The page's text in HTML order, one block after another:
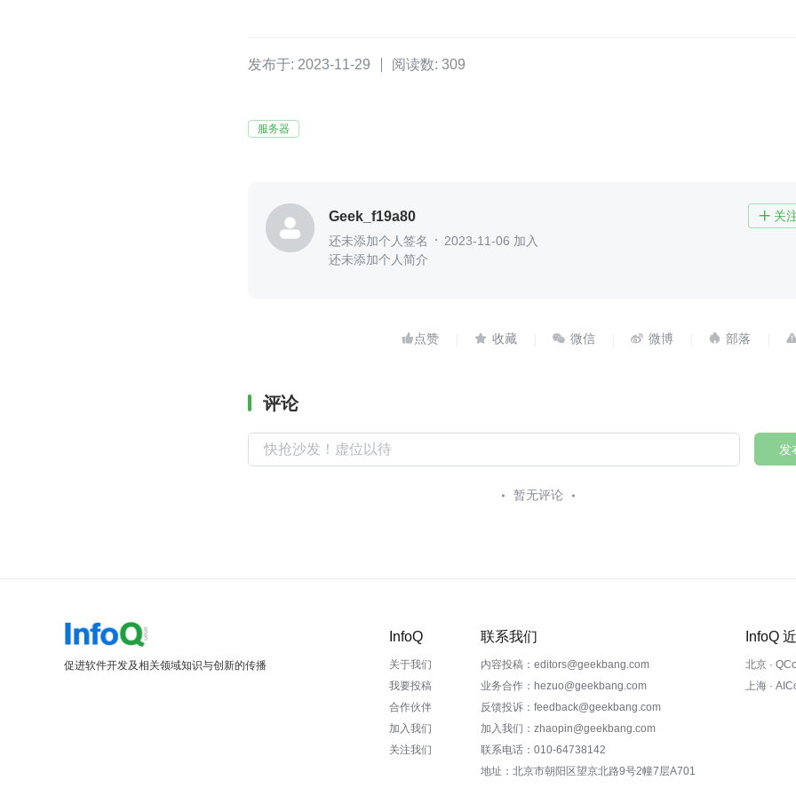
发布于: 2023-11-29 阅读数: 309
服务器
Geek_f19a80  关
还未添加个人签名
2023-11-06 加入
还未添加个人简介
    
评论
发
暂无评论
促进软件开发及相关领域知识与创新的传播
InfoQ
关于我们
我要投稿
合作伙伴
加入我们
关注我们
联系我们
内容投稿：editors@geekbang.com
业务合作：hezuo@geekbang.com
反馈投诉：feedback@geekbang.com
加入我们：zhaopin@geekbang.com
联系电话：010-64738142
地址：北京市朝阳区望京北路9号2幢7层A701
InfoQ
北京 ·
上海 ·